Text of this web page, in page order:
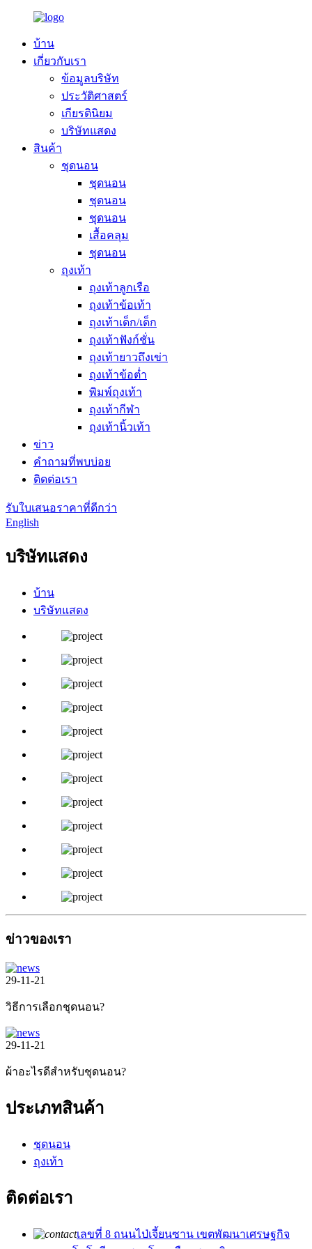
บ้าน
เกี่ยวกับเรา
ข้อมูลบริษัท
ประวัติศาสตร์
เกียรตินิยม
บริษัทแสดง
สินค้า
ชุดนอน
ชุดนอน
ชุดนอน
ชุดนอน
เสื้อคลุม
ชุดนอน
ถุงเท้า
ถุงเท้าลูกเรือ
ถุงเท้าข้อเท้า
ถุงเท้าเด็ก/เด็ก
ถุงเท้าฟังก์ชั่น
ถุงเท้ายาวถึงเข่า
ถุงเท้าข้อต่ำ
พิมพ์ถุงเท้า
ถุงเท้ากีฬา
ถุงเท้านิ้วเท้า
ข่าว
คำถามที่พบบ่อย
ติดต่อเรา
รับใบเสนอราคาที่ดีกว่า
English
บริษัทแสดง
บ้าน
บริษัทแสดง
ข่าวของเรา
29-11-21
วิธีการเลือกชุดนอน?
29-11-21
ผ้าอะไรดีสำหรับชุดนอน?
ประเภทสินค้า
ชุดนอน
ถุงเท้า
ติดต่อเรา
เลขที่ 8 ถนนไป่เจี้ยนซาน เขตพัฒนาเศรษฐกิจ